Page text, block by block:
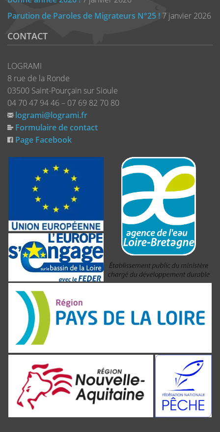
Parution de Paroles de Migrateurs N°25 ! 7 janvier 2026
CONTACT
LOGRAMI
8 rue de la Ronde
03500 Saint-Pourçain sur Sioule
04 70 47 94 46 – 07 69 82 70 80
logrami@logrami.fr
Formulaire de contact
Page Facebook